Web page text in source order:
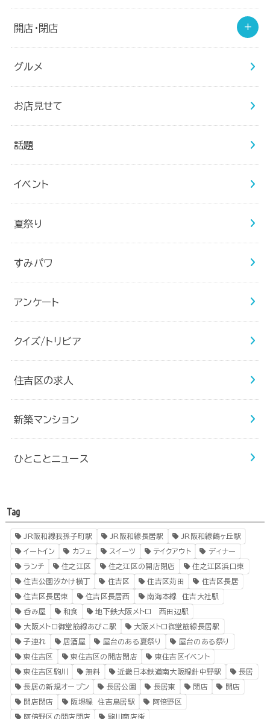
開店・閉店
グルメ
お店見せて
話題
イベント
夏祭り
すみパワ
アンケート
クイズ/トリビア
住吉区の求人
新築マンション
ひとことニュース
Tag
JR阪和線我孫子町駅 JR阪和線長居駅 JR阪和線鶴ヶ丘駅
イートイン カフェ スイーツ テイクアウト ディナー
ランチ 住之江区 住之江区の開店閉店 住之江区浜口東
住吉公園汐かけ横丁 住吉区 住吉区苅田 住吉区長居
住吉区長居東 住吉区長居西 南海本線 住吉大社駅
呑み屋 和食 地下鉄大阪メトロ 西田辺駅
大阪メトロ御堂筋線あびこ駅 大阪メトロ御堂筋線長居駅
子連れ 居酒屋 屋台のある夏祭り 屋台のある祭り
東住吉区 東住吉区の開店閉店 東住吉区イベント
東住吉区駒川 無料 近畿日本鉄道南大阪線針中野駅 長居
長居の新規オープン 長居公園 長居東 閉店 開店
開店閉店 阪堺線 住吉鳥居駅 阿倍野区
阿倍野区の開店閉店 駒川商店街